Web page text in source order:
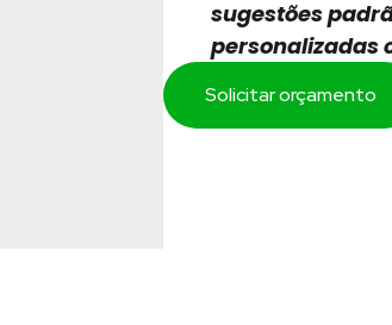
sugestões
personalizadas
Solicitar orçamento